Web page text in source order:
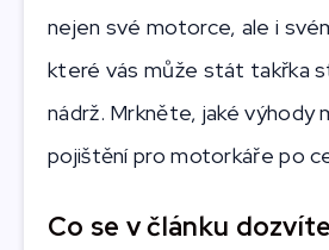
nejen své motorce, ale i
které vás může stát takřka
nádrž. Mrkněte, jaké výhody
pojištění pro motorkáře po
Co se v článku